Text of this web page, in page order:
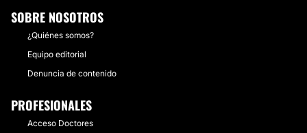
SOBRE NOSOTROS
¿Quiénes somos?
Equipo editorial
Denuncia de contenido
PROFESIONALES
Acceso Doctores